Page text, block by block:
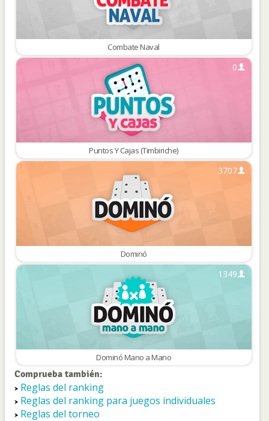
Combate Naval
0
Puntos Y Cajas (Timbiriche)
3707
Dominó
1349
Dominó Mano a Mano
Comprueba también:
Reglas del ranking
Reglas del ranking para juegos individuales
Reglas del torneo